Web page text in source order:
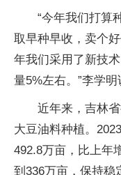
“今年我们打算
取早种早收，卖个
年我们采用了新技
量5%左右。”李学明
近年来，吉林
大豆油料种植。
492.8万亩，比上年
到336万亩，保持稳